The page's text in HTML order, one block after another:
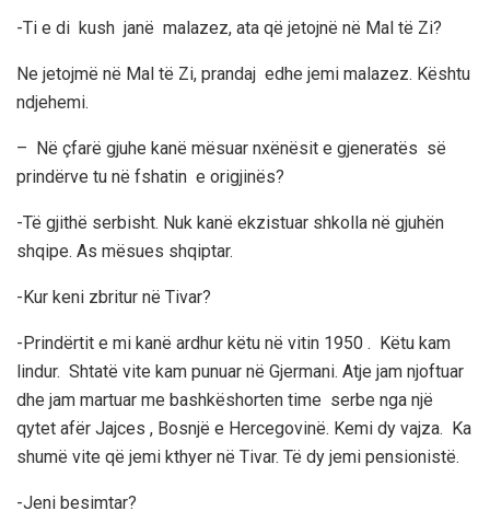
-Ti e di kush janë malazez, ata që jetojnë në Mal të Zi?
Ne jetojmë në Mal të Zi, prandaj edhe jemi malazez. Kështu
ndjehemi.
– Në çfarë gjuhe kanë mësuar nxënësit e gjeneratës së
prindërve tu në fshatin e origjinës?
-Të gjithë serbisht. Nuk kanë ekzistuar shkolla në gjuhën
shqipe. As mësues shqiptar.
-Kur keni zbritur në Tivar?
-Prindërtit e mi kanë ardhur këtu në vitin 1950 . Këtu kam
lindur. Shtatë vite kam punuar në Gjermani. Atje jam njoftuar
dhe jam martuar me bashkëshorten time serbe nga një
qytet afër Jajces , Bosnjë e Hercegovinë. Kemi dy vajza. Ka
shumë vite që jemi kthyer në Tivar. Të dy jemi pensionistë.
-Jeni besimtar?